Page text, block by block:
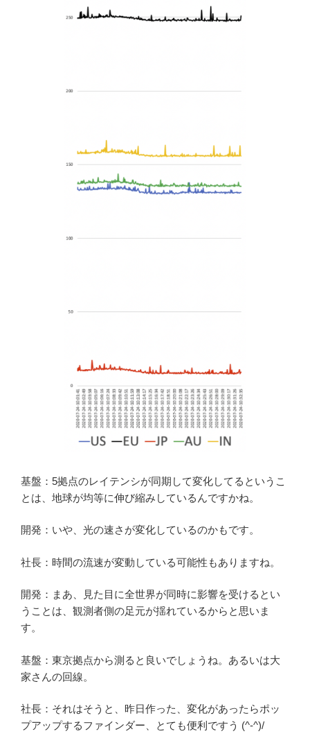
基盤：5拠点のレイテンシが同期して変化してるというこ
とは、地球が均等に伸び縮みしているんですかね。
開発：いや、光の速さが変化しているのかもです。
社長：時間の流速が変動している可能性もありますね。
開発：まあ、見た目に全世界が同時に影響を受けるとい
うことは、観測者側の足元が揺れているからと思いま
す。
基盤：東京拠点から測ると良いでしょうね。あるいは大
家さんの回線。
社長：それはそうと、昨日作った、変化があったらポッ
プアップするファインダー、とても便利ですう (^-^)/